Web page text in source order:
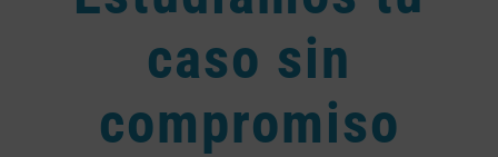
caso sin
compromiso